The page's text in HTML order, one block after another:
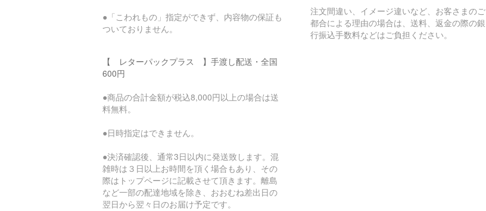
●「こわれもの」指定ができず、内容物の保証も
ついておりません。
【 レターパックプラス 】手渡し配送・全国
600円
●商品の合計金額が税込8,000円以上の場合は送
料無料。
●日時指定はできません。
●決済確認後、通常3日以内に発送致します。混
雑時は３日以上お時間を頂く場合もあり、その
際はトップページに記載させて頂きます。離島
など一部の配達地域を除き、おおむね差出日の
翌日から翌々日のお届け予定です。
注文間違い、イメージ違いなど、お客さまのご
都合による理由の場合は、送料、返金の際の銀
行振込手数料などはご負担ください。